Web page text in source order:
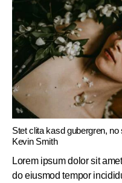
Stet clita kasd gubergren,
Kevin Smith
Lorem ipsum dolor sit
do eiusmod tempor